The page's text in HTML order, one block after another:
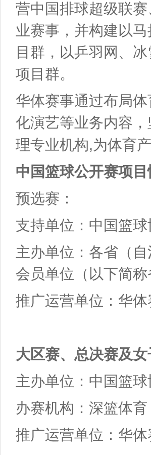
营中国排球超级联
业赛事，并构建以
目群，以乒羽网、
项目群。
华体赛事通过布局
化演艺等业务内容
理专业机构,为体育
中国篮球公开赛项目
预选赛：
支持单位：中国篮
主办单位：各省（
会员单位（以下简称
推广运营单位：华
大区赛、总决赛及女
主办单位：中国篮球
办赛机构：深篮体
推广运营单位：华